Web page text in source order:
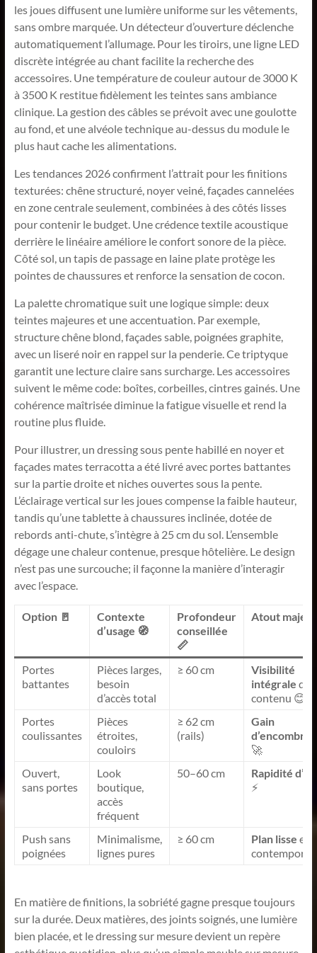
les joues diffusent une lumière uniforme sur les vêtements,
sans ombre marquée. Un détecteur d’ouverture déclenche
automatiquement l’allumage. Pour les tiroirs, une ligne LED
discrète intégrée au chant facilite la recherche des
accessoires. Une température de couleur autour de 3000 K
à 3500 K restitue fidèlement les teintes sans ambiance
clinique. La gestion des câbles se prévoit avec une goulotte
au fond, et une alvéole technique au-dessus du module le
plus haut cache les alimentations.
Les tendances 2026 confirment l’attrait pour les finitions
texturées: chêne structuré, noyer veiné, façades cannelées
en zone centrale seulement, combinées à des côtés lisses
pour contenir le budget. Une crédence textile acoustique
derrière le linéaire améliore le confort sonore de la pièce.
Côté sol, un tapis de passage en laine plate protège les
pointes de chaussures et renforce la sensation de cocon.
La palette chromatique suit une logique simple: deux
teintes majeures et une accentuation. Par exemple,
structure chêne blond, façades sable, poignées graphite,
avec un liseré noir en rappel sur la penderie. Ce triptyque
garantit une lecture claire sans surcharge. Les accessoires
suivent le même code: boîtes, corbeilles, cintres gainés. Une
cohérence maîtrisée diminue la fatigue visuelle et rend la
routine plus fluide.
Pour illustrer, un dressing sous pente habillé en noyer et
façades mates terracotta a été livré avec portes battantes
sur la partie droite et niches ouvertes sous la pente.
L’éclairage vertical sur les joues compense la faible hauteur,
tandis qu’une tablette à chaussures inclinée, dotée de
rebords anti-chute, s’intègre à 25 cm du sol. L’ensemble
dégage une chaleur contenue, presque hôtelière. Le design
n’est pas une surcouche; il façonne la manière d’interagir
avec l’espace.
Option 🚪
Contexte
d’usage 🧭
Profondeur
conseillée
📏
Atout majeur
Portes
battantes
Pièces larges,
besoin
d’accès total
≥ 60 cm
Visibilité
intégrale du
contenu 😊
Portes
coulissantes
Pièces
étroites,
couloirs
≥ 62 cm
(rails)
Gain
🚀
Ouvert,
sans portes
Look
boutique,
accès
fréquent
50–60 cm
Rapidité
⚡
Push sans
poignées
Minimalisme,
lignes pures
≥ 60 cm Plan lisse et
En matière de finitions, la sobriété gagne presque toujours
sur la durée. Deux matières, des joints soignés, une lumière
bien placée, et le dressing sur mesure devient un repère